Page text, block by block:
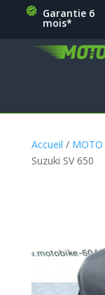
Garantie 6
mois*
Accueil / MOTO
Suzuki SV 650